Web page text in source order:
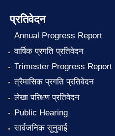
प्रतिवेदन
Annual Progress Report
वार्षिक प्रगति प्रतिवेदन
Trimester Progress Report
त्रैमासिक प्रगति प्रतिवेदन
लेखा परिक्षण प्रतिवेदन
Public Hearing
सार्वजनिक सुनुवाई